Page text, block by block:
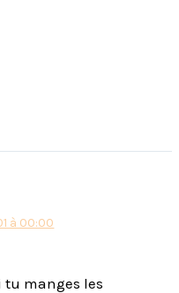
à 00:00
tu manges les